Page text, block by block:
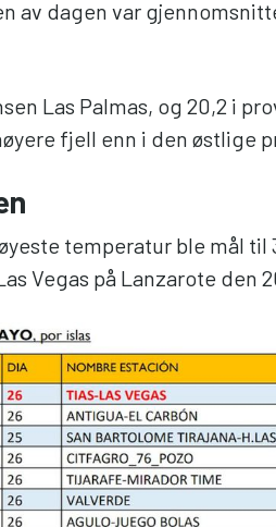
av dagen var
Las Palmas, og 20,2 i
fjell enn i den østlige
temperatur ble mål til
Vegas på Lanzarote den